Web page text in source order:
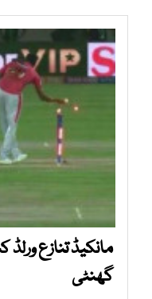
مانکیڈ تنازع
گھنٹی